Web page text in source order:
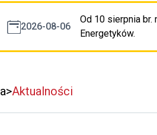
2026-08-06
Od 10 sierpnia br.
Energetyków.
Aktualności